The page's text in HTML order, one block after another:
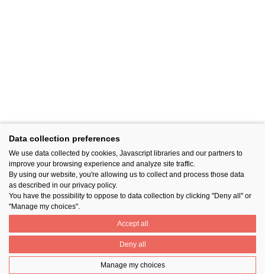
Data collection preferences
We use data collected by cookies, Javascript libraries and our partners to
improve your browsing experience and analyze site traffic.
By using our website, you're allowing us to collect and process those data
as described in our privacy policy.
You have the possibility to oppose to data collection by clicking "Deny all" or
"Manage my choices".
Accept all
Deny all
Manage my choices